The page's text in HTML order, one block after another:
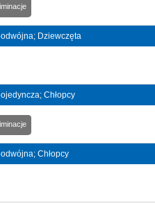
Dziewczęta
Chłopcy
Chłopcy